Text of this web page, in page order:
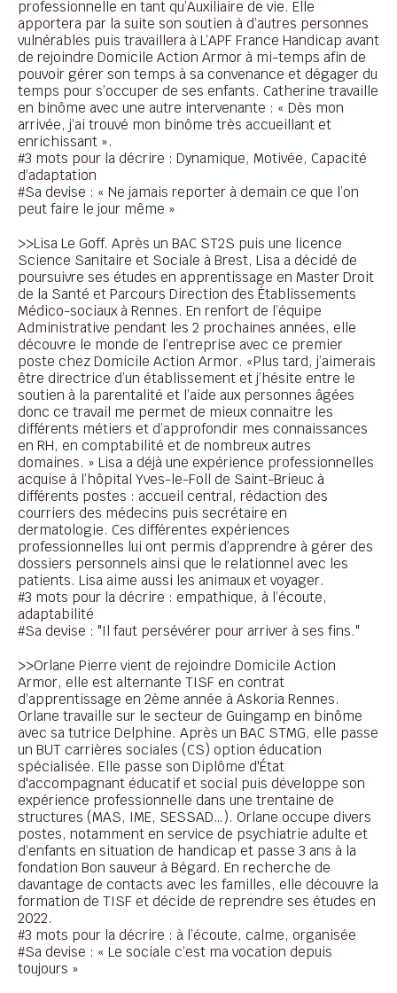
professionnelle en tant qu’Auxiliaire de vie. Elle
apportera par la suite son soutien à d’autres personnes
vulnérables puis travaillera à L’APF France Handicap avant
de rejoindre Domicile Action Armor à mi-temps afin de
pouvoir gérer son temps à sa convenance et dégager du
temps pour s’occuper de ses enfants. Catherine travaille
en binôme avec une autre intervenante : « Dès mon
arrivée, j’ai trouvé mon binôme très accueillant et
enrichissant ».
#3 mots pour la décrire : Dynamique, Motivée, Capacité
d’adaptation
#Sa devise : « Ne jamais reporter à demain ce que l’on
peut faire le jour même »
>>Lisa Le Goff. Après un BAC ST2S puis une licence
Science Sanitaire et Sociale à Brest, Lisa a décidé de
poursuivre ses études en apprentissage en Master Droit
de la Santé et Parcours Direction des Établissements
Médico-sociaux à Rennes. En renfort de l’équipe
Administrative pendant les 2 prochaines années, elle
découvre le monde de l’entreprise avec ce premier
poste chez Domicile Action Armor. «Plus tard, j’aimerais
être directrice d’un établissement et j’hésite entre le
soutien à la parentalité et l’aide aux personnes âgées
donc ce travail me permet de mieux connaitre les
différents métiers et d’approfondir mes connaissances
en RH, en comptabilité et de nombreux autres
domaines. » Lisa a déjà une expérience professionnelles
acquise à l’hôpital Yves-le-Foll de Saint-Brieuc à
différents postes : accueil central, rédaction des
courriers des médecins puis secrétaire en
dermatologie. Ces différentes expériences
professionnelles lui ont permis d’apprendre à gérer des
dossiers personnels ainsi que le relationnel avec les
patients. Lisa aime aussi les animaux et voyager.
#3 mots pour la décrire : empathique, à l’écoute,
adaptabilité
#Sa devise : "Il faut persévérer pour arriver à ses fins."
>>Orlane Pierre vient de rejoindre Domicile Action
Armor, elle est alternante TISF en contrat
d’apprentissage en 2ème année à Askoria Rennes.
Orlane travaille sur le secteur de Guingamp en binôme
avec sa tutrice Delphine. Après un BAC STMG, elle passe
un BUT carrières sociales (CS) option éducation
spécialisée. Elle passe son Diplôme d'État
d'accompagnant éducatif et social puis développe son
expérience professionnelle dans une trentaine de
structures (MAS, IME, SESSAD…). Orlane occupe divers
postes, notamment en service de psychiatrie adulte et
d’enfants en situation de handicap et passe 3 ans à la
fondation Bon sauveur à Bégard. En recherche de
davantage de contacts avec les familles, elle découvre la
formation de TISF et décide de reprendre ses études en
2022.
#3 mots pour la décrire : à l’écoute, calme, organisée
#Sa devise : « Le sociale c’est ma vocation depuis
toujours »